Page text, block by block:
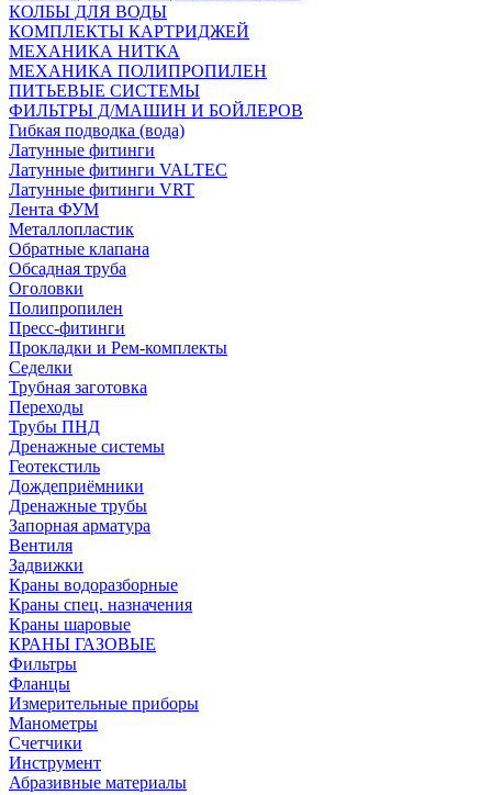
КОЛБЫ ДЛЯ ВОДЫ
КОМПЛЕКТЫ КАРТРИДЖЕЙ
МЕХАНИКА НИТКА
МЕХАНИКА ПОЛИПРОПИЛЕН
ПИТЬЕВЫЕ СИСТЕМЫ
ФИЛЬТРЫ Д/МАШИН И БОЙЛЕРОВ
Гибкая подводка (вода)
Латунные фитинги
Латунные фитинги VALTEC
Латунные фитинги VRT
Лента ФУМ
Металлопластик
Обратные клапана
Обсадная труба
Оголовки
Полипропилен
Пресс-фитинги
Прокладки и Рем-комплекты
Седелки
Трубная заготовка
Переходы
Трубы ПНД
Дренажные системы
Геотекстиль
Дождеприёмники
Дренажные трубы
Запорная арматура
Вентиля
Задвижки
Краны водоразборные
Краны спец. назначения
Краны шаровые
КРАНЫ ГАЗОВЫЕ
Фильтры
Фланцы
Измерительные приборы
Манометры
Счетчики
Инструмент
Абразивные материалы